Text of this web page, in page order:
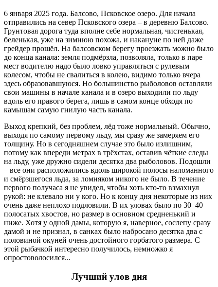
6 января 2025 года. Балсово, Псковское озеро. Для начала
отправились на север Псковского озера – в деревню Балсово.
Грунтовая дорога туда вполне себе нормальная, чистенькая,
беленькая, уже на зимнюю похожа, и накануне по ней даже
грейдер прошёл. На балсовском берегу проезжать можно было
до конца канала: земля подмёрзла, позволяла, только в паре
мест водителю надо было ловко управляться с рулевым
колесом, чтобы не свалиться в колею, видимо только вчера
здесь образовавшуюся. Но большинство рыболовов оставляли
свои машины в начале канала и в озеро выходили по льду
вдоль его правого берега, лишь в самом конце обходя по
камышам самую гнилую часть канала.
Выход крепкий, без проблем, лёд тоже нормальный. Обычно,
выходя по самому первому льду, мы сразу же замеряем его
толщину. Но в сегодняшнем случае это было излишним,
потому как впереди метрах в трёхстах, оставив чёткие следы
на льду, уже дружно сидели десятка два рыболовов. Подошли
– все они расположились вдоль широкой полосы наломанного
и смёрзшегося льда, за ломняком никого не было. В течение
первого получаса я не увидел, чтобы хоть кто-то взмахнул
рукой: не клевало ни у кого. Но к концу дня некоторые из них
очень даже неплохо подловили. В их уловах было по 30–40
полосатых хвостов, но размер в основном средненький и
ниже. Хотя у одной дамы, которую я, наверное, сослепу сразу
дамой и не признал, в санках было набросано десятка два с
половиной окуней очень достойного горбатого размера. С
этой рыбачкой интересно получилось, немножко я
опростоволосился...
Лучший улов дня